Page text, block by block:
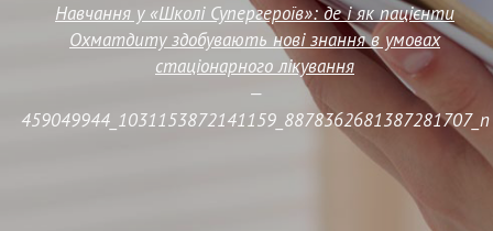
Навчання у «Школі Супергероїв»: де і як пацієнти
Охматдиту здобувають нові знання в умовах
стаціонарного лікування
—
459049944_1031153872141159_8878362681387281707_n